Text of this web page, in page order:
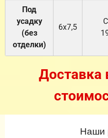
Под
усадку
(без
отделки)
6х7,5
Доставка
Наши